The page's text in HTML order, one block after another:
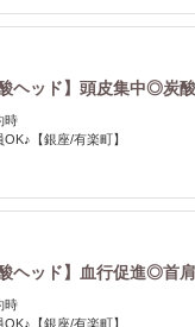
ヘッド】頭皮集中◎炭
時
OK♪【銀座/有楽町】
ヘッド】血行促進◎首
時
OK♪【銀座/有楽町】